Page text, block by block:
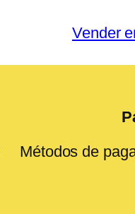
Vender
Métodos de